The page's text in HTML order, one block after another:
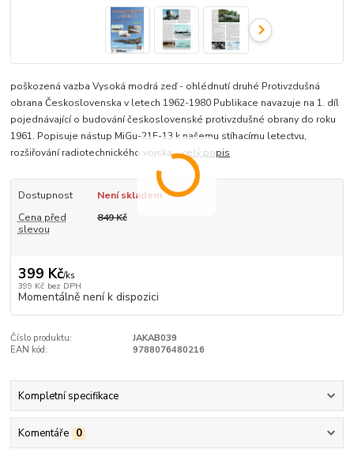
poškozená vazba Vysoká modrá zeď - ohlédnutí druhé Protivzdušná
obrana Československa v letech 1962-1980 Publikace navazuje na 1. díl
pojednávající o budování československé protivzdušné obrany do roku
1961. Popisuje nástup MiGu-21F-13 k našemu stíhacímu letectvu,
rozšiřování radiotechnického vojska...celý popis
Dostupnost
Není skladem
Cena před
slevou
849 Kč
399 Kč/ks
399 Kč bez DPH
Momentálně není k dispozici
Číslo produktu:
JAKAB039
EAN kód:
9788076480216
Kompletní specifikace
Komentáře 0